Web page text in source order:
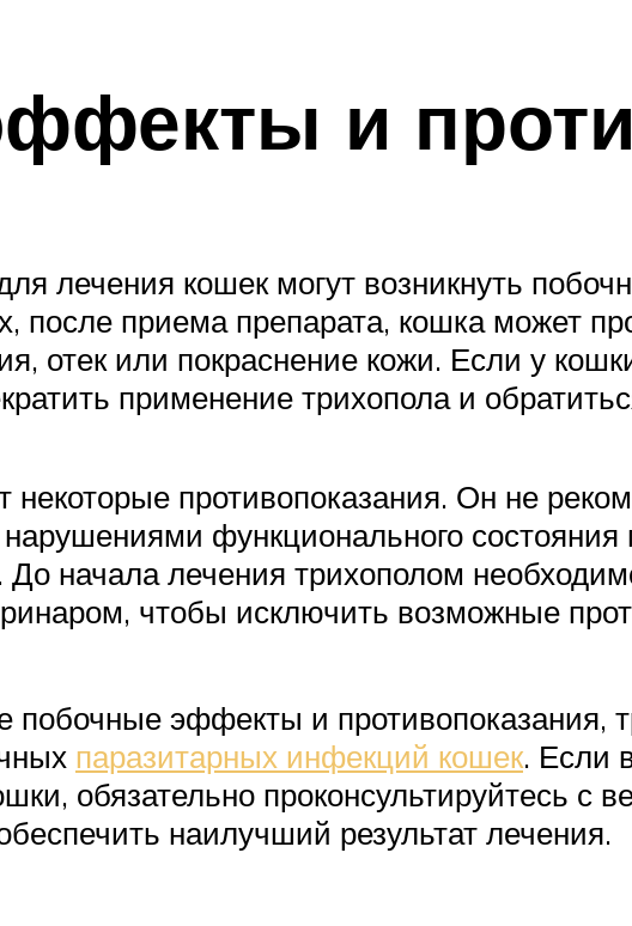
и
лечения кошек могут возникнуть
после приема препарата, кошка может
отек или покраснение кожи. Если у
применение трихопола и
некоторые противопоказания. Он не
функционального состояния
начала лечения трихополом
чтобы исключить возможные
побочные эффекты и противопоказания,
паразитарных инфекций кошек. Если
обязательно проконсультируйтесь с
наилучший результат лечения.